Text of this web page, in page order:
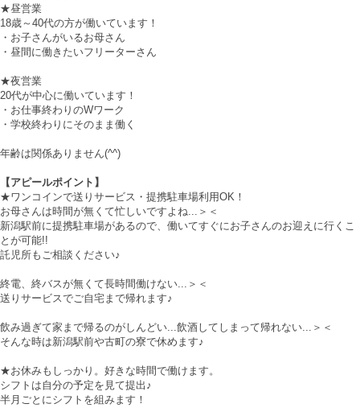
★昼営業
18歳～40代の方が働いています！
・お子さんがいるお母さん
・昼間に働きたいフリーターさん
★夜営業
20代が中心に働いています！
・お仕事終わりのWワーク
・学校終わりにそのまま働く
年齢は関係ありません(^^)
【アピールポイント】
★ワンコインで送りサービス・提携駐車場利用OK！
お母さんは時間が無くて忙しいですよね...＞＜
新潟駅前に提携駐車場があるので、働いてすぐにお子さんのお迎えに行くこ
とが可能!!
託児所もご相談ください♪
終電、終バスが無くて長時間働けない...＞＜
送りサービスでご自宅まで帰れます♪
飲み過ぎて家まで帰るのがしんどい...飲酒してしまって帰れない...＞＜
そんな時は新潟駅前や古町の寮で休めます♪
★お休みもしっかり。好きな時間で働けます。
シフトは自分の予定を見て提出♪
半月ごとにシフトを組みます！